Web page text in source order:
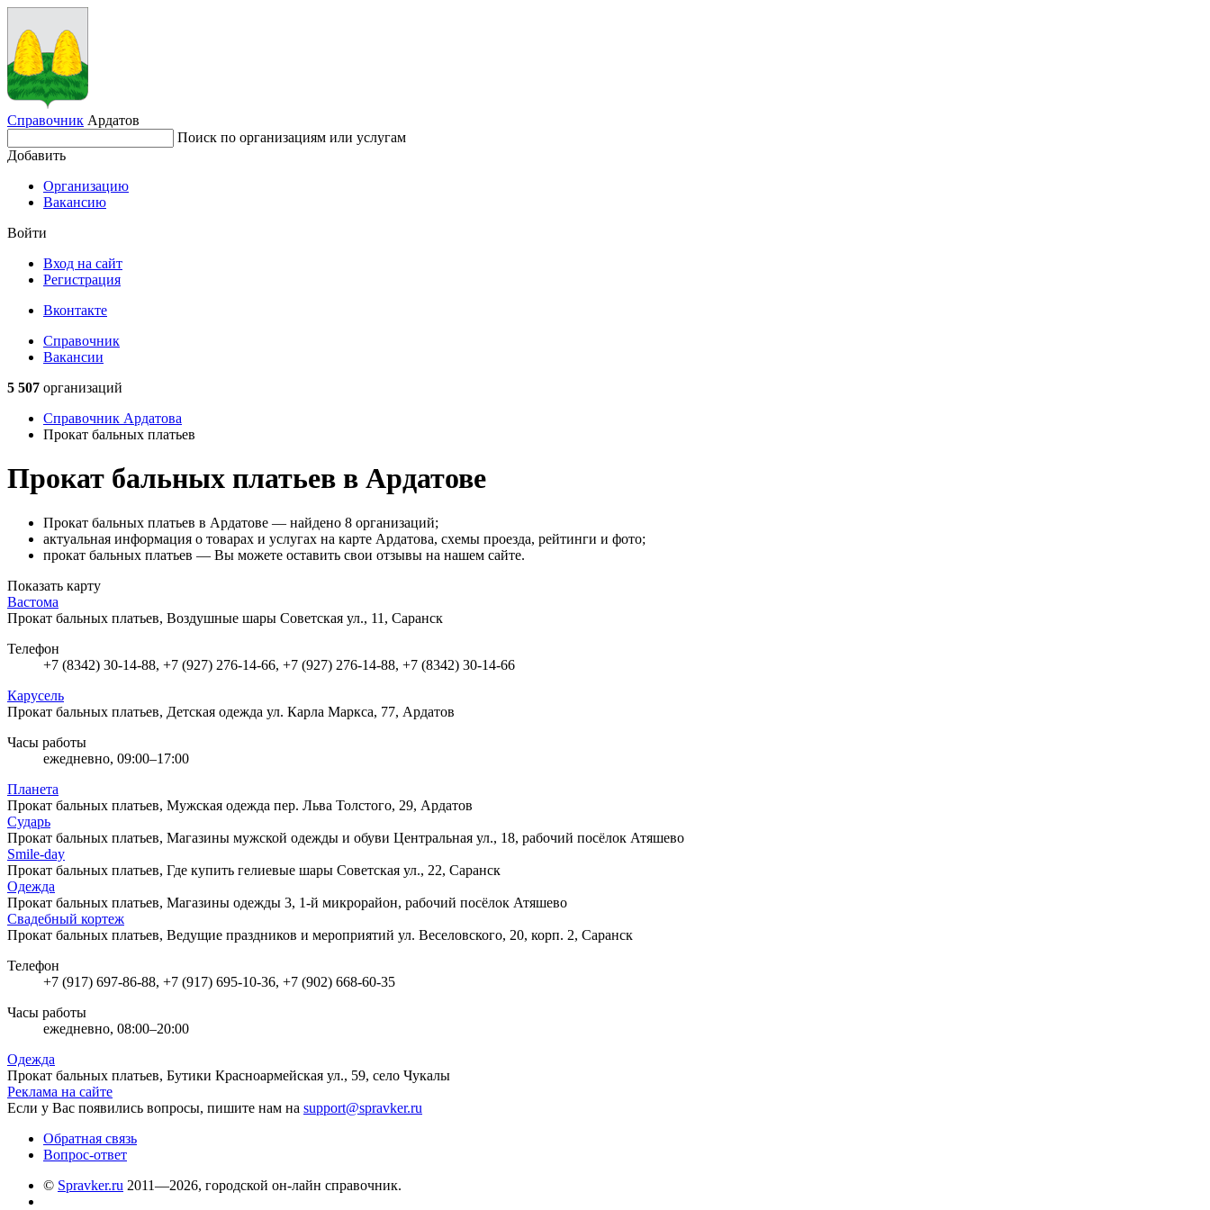
Справочник Ардатов
Поиск по организациям или услугам
Добавить
Организацию
Вакансию
Войти
Вход на сайт
Регистрация
Вконтакте
Справочник
Вакансии
5 507 организаций
Справочник Ардатова
Прокат бальных платьев
Прокат бальных платьев в Ардатове
Прокат бальных платьев в Ардатове — найдено 8 организаций;
актуальная информация о товарах и услугах на карте Ардатова, схемы проезда, рейтинги и фото;
прокат бальных платьев — Вы можете оставить свои отзывы на нашем сайте.
Показать карту
Вастома
Прокат бальных платьев, Воздушные шары Советская ул., 11, Саранск
Телефон
+7 (8342) 30-14-88, +7 (927) 276-14-66, +7 (927) 276-14-88, +7 (8342) 30-14-66
Карусель
Прокат бальных платьев, Детская одежда ул. Карла Маркса, 77, Ардатов
Часы работы
ежедневно, 09:00–17:00
Планета
Прокат бальных платьев, Мужская одежда пер. Льва Толстого, 29, Ардатов
Сударь
Прокат бальных платьев, Магазины мужской одежды и обуви Центральная ул., 18, рабочий посёлок Атяшево
Smile-day
Прокат бальных платьев, Где купить гелиевые шары Советская ул., 22, Саранск
Одежда
Прокат бальных платьев, Магазины одежды 3, 1-й микрорайон, рабочий посёлок Атяшево
Свадебный кортеж
Прокат бальных платьев, Ведущие праздников и мероприятий ул. Веселовского, 20, корп. 2, Саранск
Телефон
+7 (917) 697-86-88, +7 (917) 695-10-36, +7 (902) 668-60-35
Часы работы
ежедневно, 08:00–20:00
Одежда
Прокат бальных платьев, Бутики Красноармейская ул., 59, село Чукалы
Реклама на сайте
Если у Вас появились вопросы, пишите нам на support@spravker.ru
Обратная связь
Вопрос-ответ
© Spravker.ru 2011—2026, городской он-лайн справочник.